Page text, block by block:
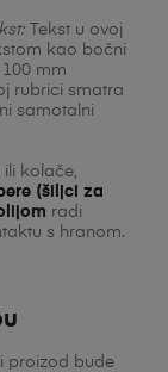
Tekst u ovoj
kao bočni
mm
rubrici smatra
samotalni
kolače,
(šiljci za
radi
s hranom.
proizod bude